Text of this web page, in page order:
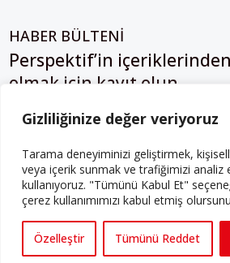
Gizliliğinize değer veriyoruz
Tarama deneyiminizi geliştirmek,
veya içerik sunmak ve trafiğimizi analiz
kullanıyoruz. "Tümünü Kabul Et"
çerez kullanımımızı kabul etmiş
Özelleştir Tümünü Reddet
HABER BÜLTENİ
Perspektif’in
olmak için kayıt olun
Gizlilik Sözleşmesini okudum,